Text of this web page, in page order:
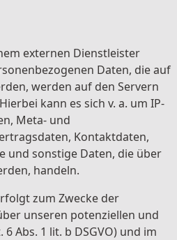
externen Dienstleister
Daten, die auf
werden auf den Servern
kann es sich v. a. um IP-
Meta- und
Kontaktdaten,
und sonstige Daten, die über
handeln.
zum Zwecke der
unseren potenziellen und
Abs. 1 lit. b DSGVO) und im